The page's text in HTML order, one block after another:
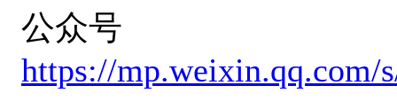
公众号
https://